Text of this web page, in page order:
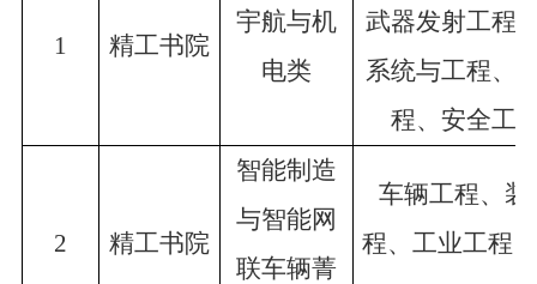
1 精工书院
宇航与机
电类
武器发射工程
系统与工程、
程、安全工
2 精工书院
智能制造
与智能网
联车辆菁
车辆工程、
程、工业工程